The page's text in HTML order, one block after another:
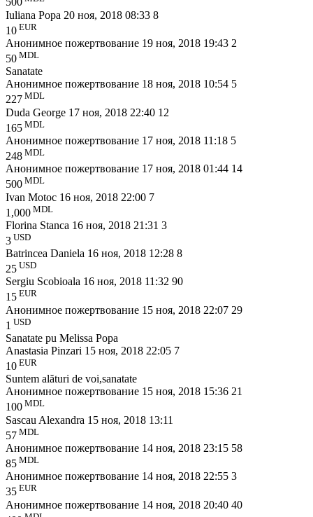
Iuliana Popa 20 ноя, 2018 08:33 8
10 EUR
Анонимное пожертвование 19 ноя, 2018 19:43 2
50 MDL
Sanatate
Анонимное пожертвование 18 ноя, 2018 10:54 5
227 MDL
Duda George 17 ноя, 2018 22:40 12
165 MDL
Анонимное пожертвование 17 ноя, 2018 11:18 5
248 MDL
Анонимное пожертвование 17 ноя, 2018 01:44 14
500 MDL
Ivan Motoc 16 ноя, 2018 22:00 7
1,000 MDL
Florina Stanca 16 ноя, 2018 21:31 3
3 USD
Batrincea Daniela 16 ноя, 2018 12:28 8
25 USD
Sergiu Scobioala 16 ноя, 2018 11:32 90
15 EUR
Анонимное пожертвование 15 ноя, 2018 22:07 29
1 USD
Sanatate pu Melissa Popa
Anastasia Pinzari 15 ноя, 2018 22:05 7
10 EUR
Suntem alături de voi,sanatate
Анонимное пожертвование 15 ноя, 2018 15:36 21
100 MDL
Sascau Alexandra 15 ноя, 2018 13:11
57 MDL
Анонимное пожертвование 14 ноя, 2018 23:15 58
85 MDL
Анонимное пожертвование 14 ноя, 2018 22:55 3
35 EUR
Анонимное пожертвование 14 ноя, 2018 20:40 40